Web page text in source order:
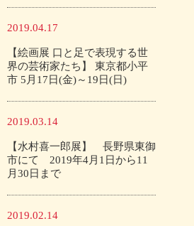
2019.04.17
【絵画展 口と足で表現する世
界の芸術家たち】 東京都小平
市 5月17日(金)～19日(日)
2019.03.14
【水村喜一郎展】 長野県東御
市にて 2019年4月1日から11
月30日まで
2019.02.14